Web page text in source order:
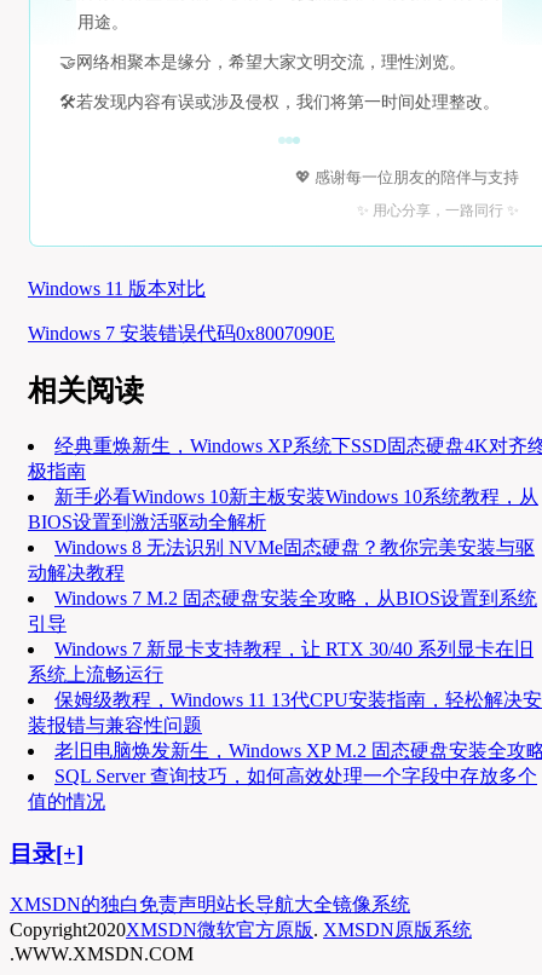
用途。
🤝 网络相聚本是缘分，希望大家文明交流，理性浏览。
🛠️若发现内容有误或涉及侵权，我们将第一时间处理整改。
💖 感谢每一位朋友的陪伴与支持
✨ 用心分享，一路同行 ✨
Windows 11 版本对比
Windows 7 安装错误代码0x8007090E
相关阅读
经典重焕新生，Windows XP系统下SSD固态硬盘4K对齐
极指南
新手必看Windows 10新主板安装Windows 10系统教程，从
BIOS设置到激活驱动全解析
Windows 8 无法识别 NVMe固态硬盘？教你完美安装与驱
动解决教程
Windows 7 M.2 固态硬盘安装全攻略，从BIOS设置到系统
引导
Windows 7 新显卡支持教程，让 RTX 30/40 系列显卡在旧
系统上流畅运行
保姆级教程，Windows 11 13代CPU安装指南，轻松解决安
装报错与兼容性问题
老旧电脑焕发新生，Windows XP M.2 固态硬盘安装全攻
SQL Server 查询技巧，如何高效处理一个字段中存放多个
值的情况
目录[+]
XMSDN的独白免责声明站长导航大全镜像系统
Copyright2020XMSDN微软官方原版. XMSDN原版系统
.WWW.XMSDN.COM